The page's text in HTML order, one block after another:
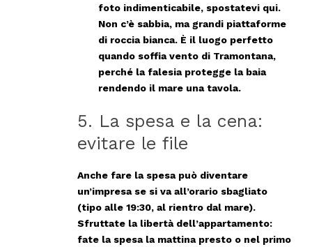
foto indimenticabile, spostatevi qui.
Non c’è sabbia, ma grandi piattaforme
di roccia bianca. È il luogo perfetto
quando soffia vento di Tramontana,
perché la falesia protegge la baia
rendendo il mare una tavola.
5. La spesa e la cena:
evitare le file
Anche fare la spesa può diventare
un’impresa se si va all’orario sbagliato
(tipo alle 19:30, al rientro dal mare).
Sfruttate la libertà dell’appartamento:
fate la spesa la mattina presto o nel primo